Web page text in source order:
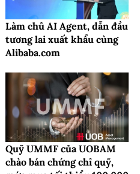
Làm chủ AI Agent, dẫn đầu
tương lai xuất khẩu cùng
Alibaba.com
Quỹ UMMF của UOBAM
chào bán chứng chỉ quỹ,